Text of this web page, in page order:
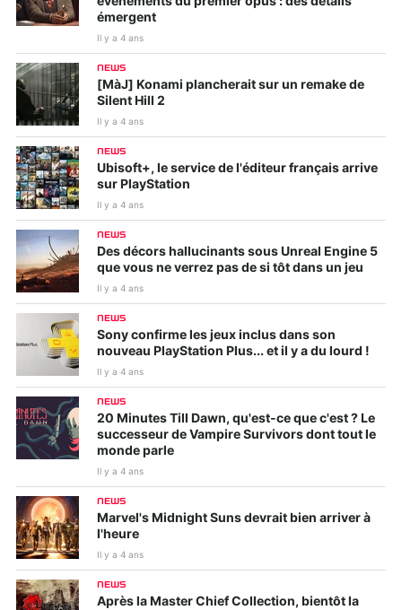
émergent
Il y a 4 ans
NEWS
[MàJ] Konami plancherait sur un remake de
Silent Hill 2
Il y a 4 ans
NEWS
Ubisoft+, le service de l'éditeur français arrive
sur PlayStation
Il y a 4 ans
NEWS
Des décors hallucinants sous Unreal Engine 5
que vous ne verrez pas de si tôt dans un jeu
Il y a 4 ans
NEWS
Sony confirme les jeux inclus dans son
nouveau PlayStation Plus... et il y a du lourd !
Il y a 4 ans
NEWS
20 Minutes Till Dawn, qu'est-ce que c'est ? Le
successeur de Vampire Survivors dont tout le
monde parle
Il y a 4 ans
NEWS
Marvel's Midnight Suns devrait bien arriver à
l'heure
Il y a 4 ans
NEWS
Après la Master Chief Collection, bientôt la